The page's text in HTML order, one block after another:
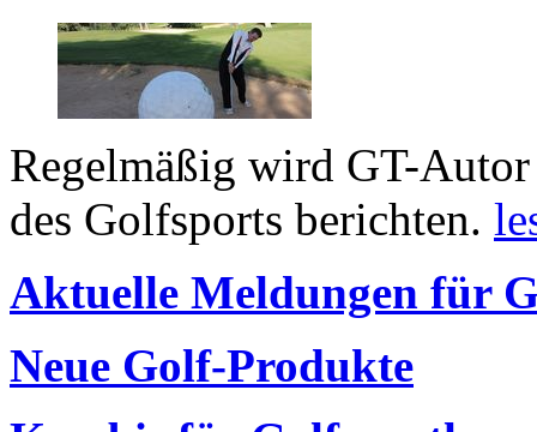
Regelmäßig wird GT-
des Golfsports berichten.
Aktuelle Meldungen für
Neue Golf-Produkte